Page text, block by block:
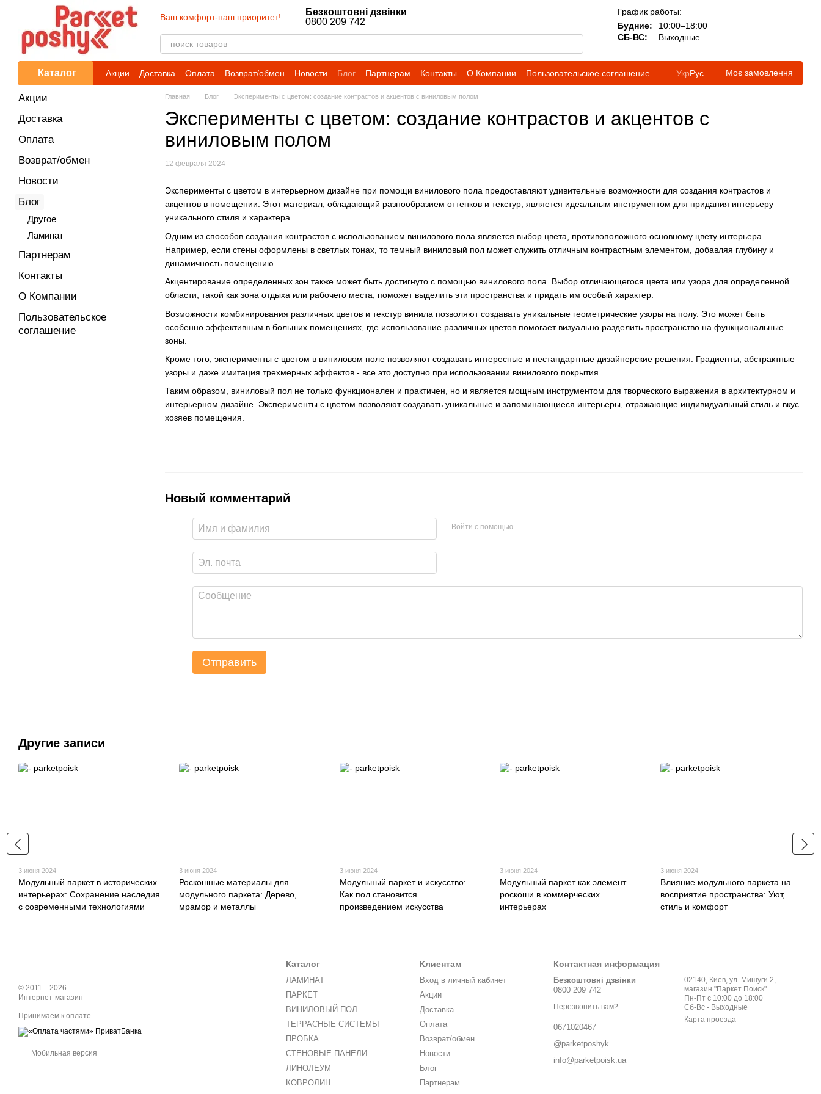
Перейти к основному контенту
Ваш комфорт-наш приоритет!
Безкоштовні дзвінки
0800 209 742
График работы:
Будние:
10:00–18:00
СБ-ВС:
Выходные
Каталог Акции Доставка Оплата Возврат/обмен Новости Блог Партнерам Контакты О Компании Пользовательское соглашение УкрРус Моє замовлення
Главная Блог Эксперименты с цветом: создание контрастов и акцентов с виниловым полом
Эксперименты с цветом: создание контрастов и акцентов с
виниловым полом
12 февраля 2024
Эксперименты с цветом в интерьерном дизайне при помощи винилового пола предоставляют удивительные возможности для создания контрастов и
акцентов в помещении. Этот материал, обладающий разнообразием оттенков и текстур, является идеальным инструментом для придания интерьеру
уникального стиля и характера.
Одним из способов создания контрастов с использованием винилового пола является выбор цвета, противоположного основному цвету интерьера.
Например, если стены оформлены в светлых тонах, то темный виниловый пол может служить отличным контрастным элементом, добавляя глубину и
динамичность помещению.
Акцентирование определенных зон также может быть достигнуто с помощью винилового пола. Выбор отличающегося цвета или узора для определенной
области, такой как зона отдыха или рабочего места, поможет выделить эти пространства и придать им особый характер.
Возможности комбинирования различных цветов и текстур винила позволяют создавать уникальные геометрические узоры на полу. Это может быть
особенно эффективным в больших помещениях, где использование различных цветов помогает визуально разделить пространство на функциональные
зоны.
Кроме того, эксперименты с цветом в виниловом поле позволяют создавать интересные и нестандартные дизайнерские решения. Градиенты, абстрактные
узоры и даже имитация трехмерных эффектов - все это доступно при использовании винилового покрытия.
Таким образом, виниловый пол не только функционален и практичен, но и является мощным инструментом для творческого выражения в архитектурном и
интерьерном дизайне. Эксперименты с цветом позволяют создавать уникальные и запоминающиеся интерьеры, отражающие индивидуальный стиль и вкус
хозяев помещения.
Новый комментарий
Войти с помощью
Отправить
Акции
Доставка
Оплата
Возврат/обмен
Новости
Блог
Другое
Ламинат
Партнерам
Контакты
О Компании
Пользовательское
соглашение
Другие записи
3 июня 2024
Модульный паркет в исторических
интерьерах: Сохранение наследия
с современными технологиями
3 июня 2024
Роскошные материалы для
модульного паркета: Дерево,
мрамор и металлы
3 июня 2024
Модульный паркет и искусство:
Как пол становится
произведением искусства
3 июня 2024
Модульный паркет как элемент
роскоши в коммерческих
интерьерах
3 июня 2024
Влияние модульного паркета на
восприятие пространства: Уют,
стиль и комфорт
© 2011—2026
Интернет-магазин
Принимаем к оплате
Мобильная версия
Каталог
ЛАМИНАТ
ПАРКЕТ
ВИНИЛОВЫЙ ПОЛ
ТЕРРАСНЫЕ СИСТЕМЫ
ПРОБКА
СТЕНОВЫЕ ПАНЕЛИ
ЛИНОЛЕУМ
КОВРОЛИН
Клиентам
Вход в личный кабинет
Акции
Доставка
Оплата
Возврат/обмен
Новости
Блог
Партнерам
Контактная информация
Безкоштовні дзвінки
0800 209 742
Перезвонить вам?
0671020467
@parketposhyk
info@parketpoisk.ua
02140, Киев, ул. Мишуги 2,
магазин "Паркет Поиск"
Пн-Пт с 10:00 до 18:00
Сб-Вс - Выходные
Карта проезда